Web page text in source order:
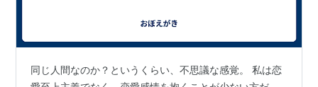
同じ人間なのか？というくらい、不思議な感覚。 私は恋